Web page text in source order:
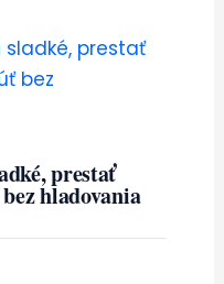
prestať
hladovania